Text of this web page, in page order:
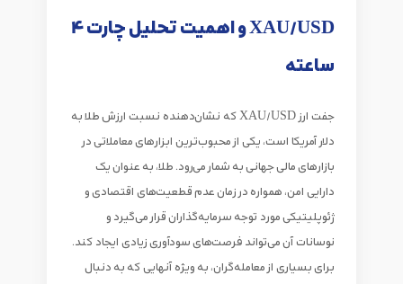
XAU/USD و اهمیت تحلیل چارت 4
ساعته
جفت ارز XAU/USD که نشان‌دهنده نسبت ارزش طلا به
دلار آمریکا است، یکی از محبوب‌ترین ابزارهای معاملاتی در
بازارهای مالی جهانی به شمار می‌رود. طلا، به عنوان یک
دارایی امن، همواره در زمان عدم قطعیت‌های اقتصادی و
ژئوپلیتیکی مورد توجه سرمایه‌گذاران قرار می‌گیرد و
نوسانات آن می‌تواند فرصت‌های سودآوری زیادی ایجاد کند.
برای بسیاری از معامله‌گران، به ویژه آنهایی که به دنبال